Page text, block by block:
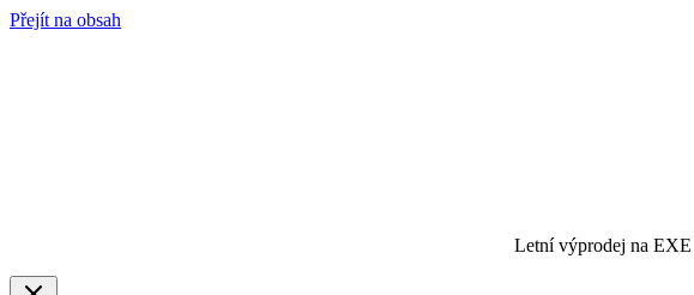
Přejít na obsah
Letní výprodej na